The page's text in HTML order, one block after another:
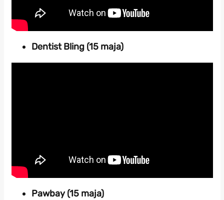
Dentist Bling (15 maja)
Pawbay (15 maja)